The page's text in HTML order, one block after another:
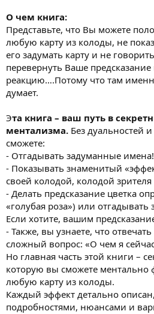
О чем книга:
Представьте, что Вы можете
любую карту из колоды, не
его задумать карту и не
перевернуть Ваше
реакцию….Потому что там
думает.
Эта книга – ваш путь в
ментализма. Без дуальностей
сможете:
- Отгадывать задуманные имена!
- Показывать знаменитый
своей колодой, колодой
- Делать предсказание цветка
«голубая роза») или
Если хотите, вашим
- Также, вы узнаете, что
сложный вопрос: «О чем я
Но главная часть этой книги –
которую вы сможете ментально
любую карту из колоды.
Каждый эффект детально
подробностями, нюансами и